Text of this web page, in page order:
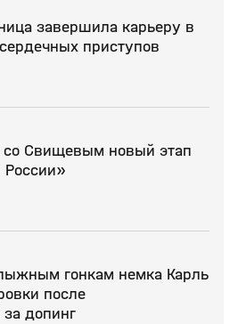
завершила карьеру в
приступов
со Свищевым новый этап
гонкам немка Карль
после
допинг